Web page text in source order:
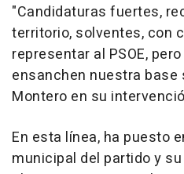
"Candidaturas fuertes,
territorio, solventes, con
representar al PSOE,
ensanchen nuestra base
Montero en su
En esta línea, ha puesto
municipal del partido y